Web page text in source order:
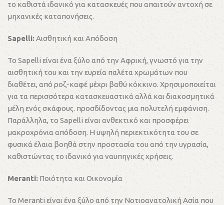
το καθιστά ιδανικό για κατασκευές που απαιτούν αντοχή σε
μηχανικές καταπονήσεις.
Sapelli:Αισθητική και Απόδοση
Το Sapelli είναι ένα ξύλο από την Αφρική, γνωστό για την
αισθητική του και την ευρεία παλέτα χρωμάτων που
διαθέτει, από ροζ-καφέ μέχρι βαθύ κόκκινο. Χρησιμοποιείται
για τα περισσότερα κατασκευαστικά αλλά και διακοσμητικά
μέλη ενός σκάφους. προσδίδοντας μια πολυτελή εμφάνιση.
Παράλληλα, το Sapelli είναι ανθεκτικό και προσφέρει
μακροχρόνια απόδοση. Η υψηλή περιεκτικότητα του σε
φυσικά έλαια βοηθά στην προστασία του από την υγρασία,
καθιστώντας το ιδανικό για ναυπηγικές χρήσεις.
Meranti: Ποιότητα και Οικονομία
Το Meranti είναι ένα ξύλο από την Νοτιοανατολική Ασία που